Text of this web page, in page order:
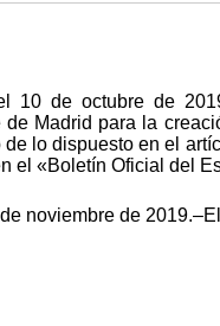
10 de octubre de
de Madrid para la
lo dispuesto en el
el «Boletín Oficial del
noviembre de